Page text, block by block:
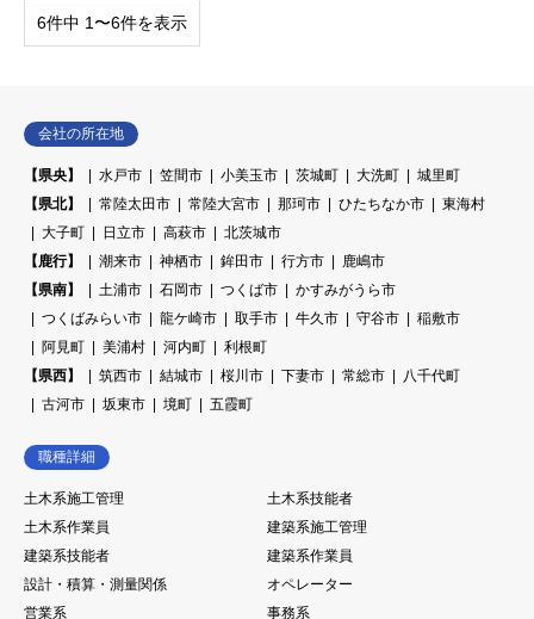
6件中 1〜6件を表示
会社の所在地
【県央】 水戸市 笠間市 小美玉市 茨城町 大洗町
城里町
【県北】
常陸太田市 常陸大宮市 那珂市 ひたちなか市
東海村
大子町
日立市 高萩市
北茨城市
【鹿行】
潮来市 神栖市 鉾田市 行方市
鹿嶋市
【県南】
土浦市 石岡市 つくば市
かすみがうら市
つくばみらい市
龍ケ崎市 取手市 牛久市 守谷市
稲敷市
阿見町
美浦村 河内町
利根町
【県西】
筑西市 結城市 桜川市 下妻市 常総市
八千代町
古河市
坂東市 境町 五霞町
職種詳細
土木系施工管理
土木系技能者
土木系作業員
建築系施工管理
建築系技能者
建築系作業員
設計・積算・測量関係
オペレーター
営業系
事務系